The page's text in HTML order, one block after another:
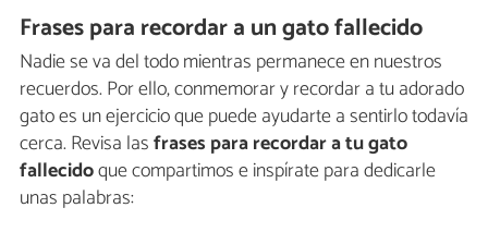
Frases para recordar a un gato fallecido
Nadie se va del todo mientras permanece en nuestros
recuerdos. Por ello, conmemorar y recordar a tu adorado
gato es un ejercicio que puede ayudarte a sentirlo todavía
cerca. Revisa lasfrases para recordar a tu gato
fallecidoque compartimos e inspírate para dedicarle
unas palabras: